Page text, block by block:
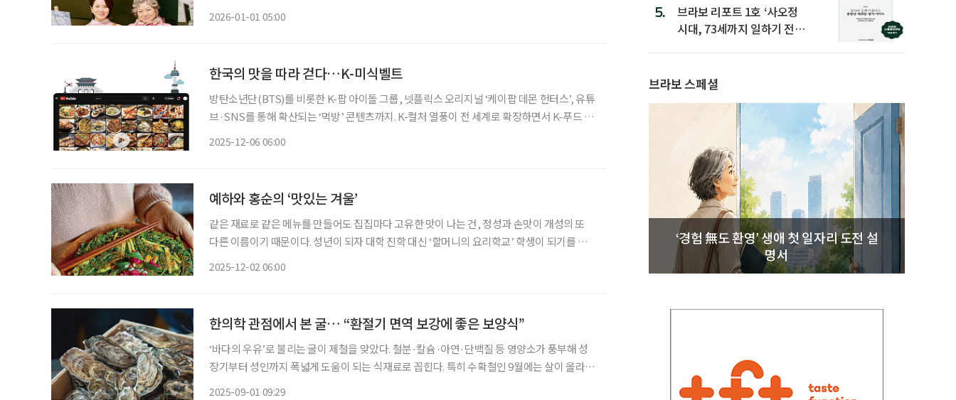
2026-01-01 05:00
한국의 맛을 따라 걷다…K-미식벨트
방탄소년단(BTS)를 비롯한 K-팝 아이돌 그룹, 넷플릭스 오리지널 ‘케이팝 데몬 헌터스’, 유튜
브·SNS를 통해 확산되는 ‘먹방’ 콘텐츠까지. K-컬처 열풍이 전 세계로 확장하면서 K-푸드 역
2025-12-06 06:00
예하와 홍순의 ‘맛있는 겨울’
같은 재료로 같은 메뉴를 만들어도 집집마다 고유한 맛이 나는 건, 정성과 손맛이 개성의 또
다른 이름이기 때문이다. 성년이 되자 대학 진학 대신 ‘할머니의 요리학교’ 학생이 되기를 자
2025-12-02 06:00
한의학 관점에서 본 굴… “환절기 면역 보강에 좋은 보양식”
‘바다의 우유’로 불리는 굴이 제철을 맞았다. 철분·칼슘·아연·단백질 등 영양소가 풍부해 성
장기부터 성인까지 폭넓게 도움이 되는 식재료로 꼽힌다. 특히 수확철인 9월에는 살이 올라
2025-09-01 09:29
5.
브라보 리포트 1호 ‘사오정
시대, 73세까지 일하기 전략’
브라보 스페셜
‘경험 無도 환영’ 생애 첫 일자리 도전 설
명서